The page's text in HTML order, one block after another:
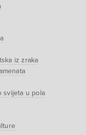
iz zraka
svijeta u pola